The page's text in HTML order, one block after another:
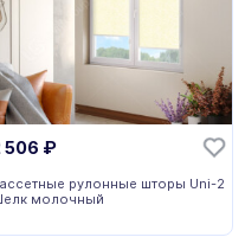
506 ₽
рулонные шторы Uni-2
молочный